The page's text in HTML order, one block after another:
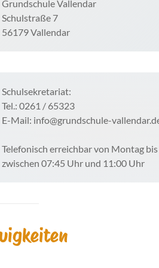
Grundschule Vallendar
Schulstraße 7
56179 Vallendar
Schulsekretariat:
Tel.: 0261 / 65323
E-Mail: info@grundschule-
Telefonisch erreichbar von Montag
zwischen 07:45 Uhr und 11:00 Uhr